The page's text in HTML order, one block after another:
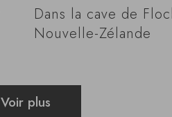
Dans la cave de
Nouvelle-Zélande
Voir plus